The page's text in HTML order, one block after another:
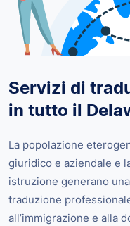
Servizi di
in tutto il
La popolazione
giuridico e aziendale e
istruzione generano
traduzione
all’immigrazione e alla